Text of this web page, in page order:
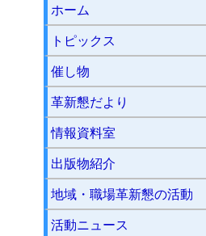
ホーム
トピックス
催し物
革新懇だより
情報資料室
出版物紹介
地域・職場革新懇の活動
活動ニュース